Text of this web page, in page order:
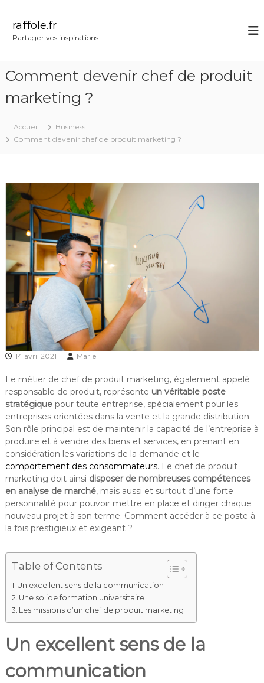
raffole.fr
Partager vos inspirations
Comment devenir chef de produit
marketing ?
Accueil
Business
Comment devenir chef de produit marketing ?
14 avril 2021 Marie
Le métier de chef de produit marketing, également appelé
responsable de produit, représente un véritable poste
stratégiquepour toute entreprise, spécialement pour les
entreprises orientées dans la vente et la grande distribution.
Son rôle principal est de maintenir la capacité de l’entreprise à
produire et à vendre des biens et services, en prenant en
considération les variations de la demande et le
comportement des consommateurs. Le chef de produit
marketing doit ainsi disposer de nombreuses compétences
en analyse de marché, mais aussi et surtout d’une forte
personnalité pour pouvoir mettre en place et diriger chaque
nouveau projet à son terme. Comment accéder à ce poste à
la fois prestigieux et exigeant ?
Table of Contents
Un excellent sens de la communication
Une solide formation universitaire
Les missions d’un chef de produit marketing
Un excellent sens de la
communication